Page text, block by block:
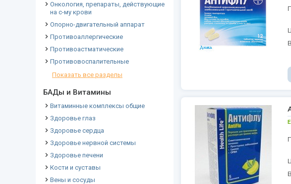
Онкология, препараты, действующие
на с-му крови
Опорно-двигательный аппарат
Противоаллергические
Противоастматические
Противовоспалительные
Показать все разделы
БАДы и Витамины
Витаминные комплексы общие
Здоровье глаз
Здоровье сердца
Здоровье нервной системы
Здоровье печени
Кости и суставы
Вены и сосуды